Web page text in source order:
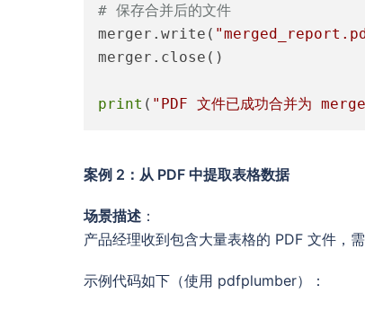
# 保存合并后的文件
merger.write(
merger.close()
print ( "PDF 文件已成功合并为
案例 2：从 PDF 中提取表格数据
场景描述 ：
产品经理收到包含大量表格的 PDF 文件，
示例代码如下（使用 pdfplumber）：